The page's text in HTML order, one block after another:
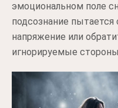
эмоциональном поле
подсознание
напряжение или
игнорируемые стороны